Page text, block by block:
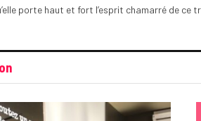
porte haut et fort l’esprit chamarré de ce